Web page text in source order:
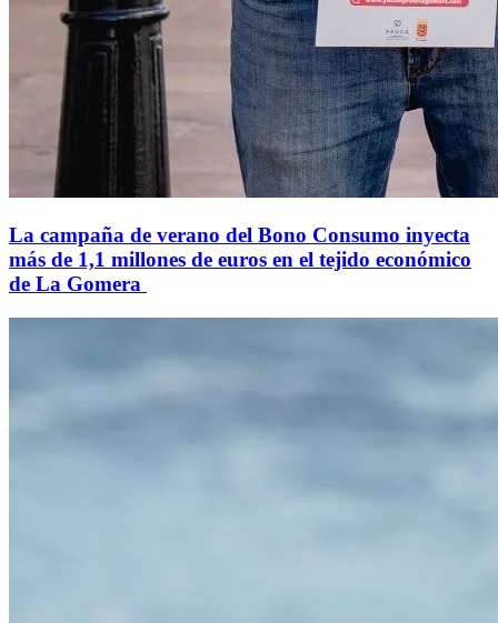
La campaña de verano del Bono Consumo inyecta
más de 1,1 millones de euros en el tejido económico
de La Gomera